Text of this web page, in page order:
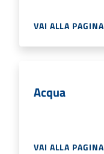
VAI ALLA PAGINA
Acqua
VAI ALLA PAGINA